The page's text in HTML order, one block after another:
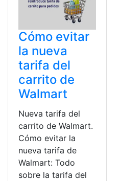
Cómo evitar
la nueva
tarifa del
carrito de
Walmart
Nueva tarifa del
carrito de Walmart.
Cómo evitar la
nueva tarifa de
Walmart: Todo
sobre la tarifa del